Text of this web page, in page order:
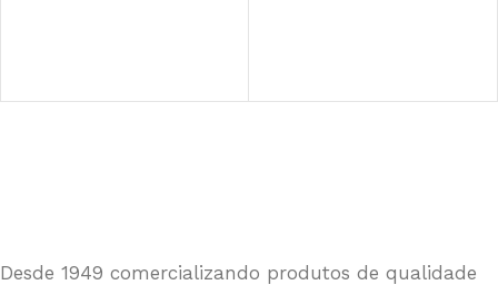
Desde 1949 comercializando produtos de qualidade